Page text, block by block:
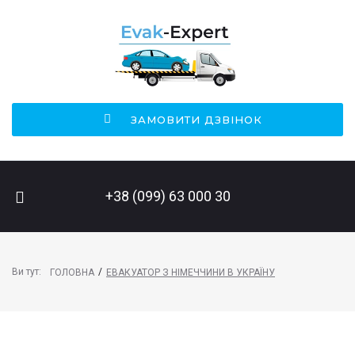
ЗАМОВИТИ ДЗВІНОК
+38 (099) 63 000 30
Ви тут: ГОЛОВНА / ЕВАКУАТОР З НІМЕЧЧИНИ В УКРАЇНУ
ПОШУК НА САЙТІ